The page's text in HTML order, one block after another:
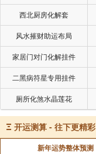
西北厨房化解套
风水摧财助运布局
家居门对门化解挂件
二黑病符星专用挂件
厕所化煞水晶莲花
Ξ 开运测算 - 往下更精彩
新年运势整体预测